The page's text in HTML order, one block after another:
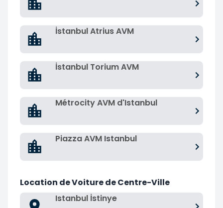
İstanbul Atrius AVM
İstanbul Torium AVM
Métrocity AVM d'Istanbul
Piazza AVM Istanbul
Location de Voiture de Centre-Ville
Istanbul İstinye